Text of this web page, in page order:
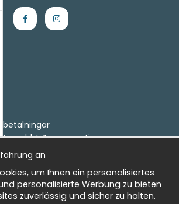
snabbt &amp; gratis
an
um Ihnen ein personalisiertes
personalisierte Werbung zu bieten
zuverlässig und sicher zu halten.